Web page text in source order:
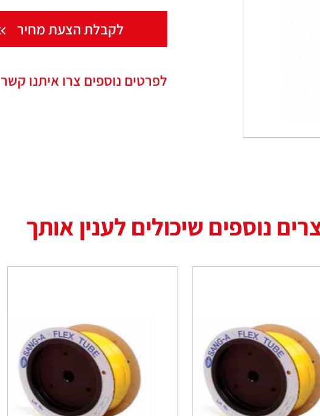
לקבלת הצעת מחיר
לפרטים נוספים צרו איתנו קשר
נוספים שיכולים לענין אותך